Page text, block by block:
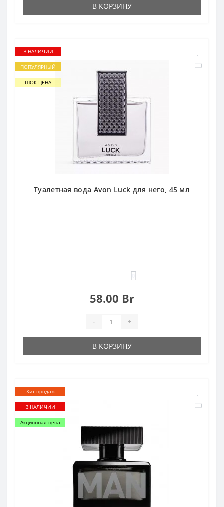
В КОРЗИНУ
В НАЛИЧИИ
ПОПУЛЯРНЫЙ
ШОК ЦЕНА
Туалетная вода Avon Luck для него, 45 мл
58.00 Br
- +
В КОРЗИНУ
Хит продаж
В НАЛИЧИИ
Акционная цена